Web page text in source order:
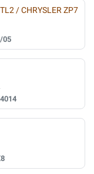
/ CHRYSLER ZP7
05